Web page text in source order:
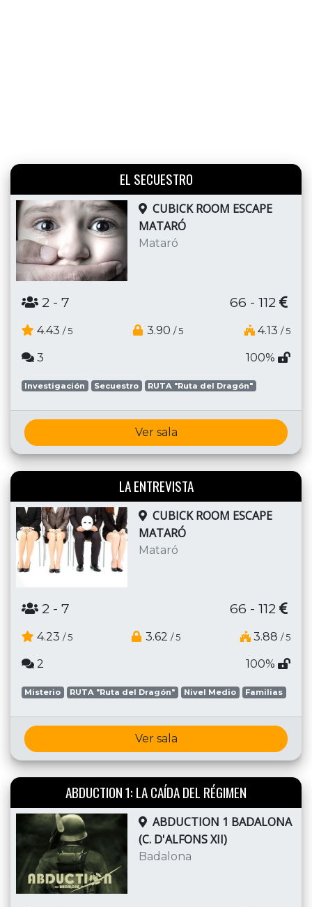
EL SECUESTRO
CUBICK ROOM ESCAPE
MATARÓ
Mataró
2 - 7 66 - 112
4.43 / 5 3.90 / 5 4.13 / 5
3 100%
Investigación Secuestro RUTA "Ruta del Dragón"
Ver sala
LA ENTREVISTA
CUBICK ROOM ESCAPE
MATARÓ
Mataró
2 - 7 66 - 112
4.23 / 5 3.62 / 5 3.88 / 5
2 100%
Misterio RUTA "Ruta del Dragón" Nivel Medio Familias
Ver sala
ABDUCTION 1: LA CAÍDA DEL RÉGIMEN
ABDUCTION 1 BADALONA
(C. D'ALFONS XII)
Badalona